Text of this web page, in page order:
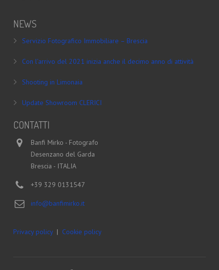
NEWS
Servizio Fotografico Immobiliare – Brescia
Con l’arrivo del 2021 inizia anche il decimo anno di attività
Shooting in Limonaia
Update Showroom CLERICI
CONTATTI
Banfi Mirko - Fotografo
Desenzano del Garda
Brescia - ITALIA
+39 329 0131547
info@banfimirko.it
Privacy policy| Cookie policy